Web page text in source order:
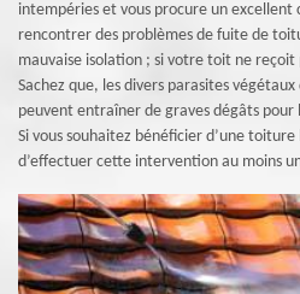
intempéries et vous procure un excellent
rencontrer des problèmes de fuite de
mauvaise isolation ; si votre toit ne reçoit
Sachez que, les divers parasites
peuvent entraîner de graves dégâts
Si vous souhaitez bénéficier d’une
d’effectuer cette intervention au moins